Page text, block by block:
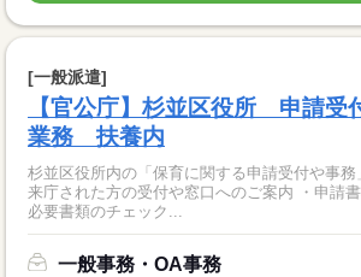
[一般派遣]
【官公庁】杉並区役所 申請受
業務 扶養内
杉並区役所内の「保育に関する申請受付や事務
来庁された方の受付や窓口へのご案内 ・申請
必要書類のチェック...
一般事務・OA事務